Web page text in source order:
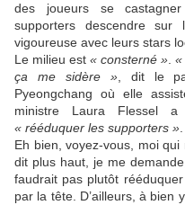
des joueurs se
supporters descendre
vigoureuse avec leurs stars
Le milieu est « consterné » «
ça me sidère », dit le
Pyeongchang où elle
ministre Laura Flessel
« rééduquer les supporters »
Eh bien, voyez-vous, moi qui
dit plus haut, je me
faudrait pas plutôt
par la tête. D’ailleurs, à bien